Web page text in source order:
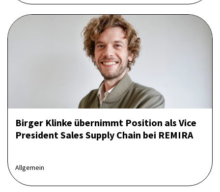
Birger Klinke übernimmt Position als Vice
President Sales Supply Chain bei REMIRA
Allgemein